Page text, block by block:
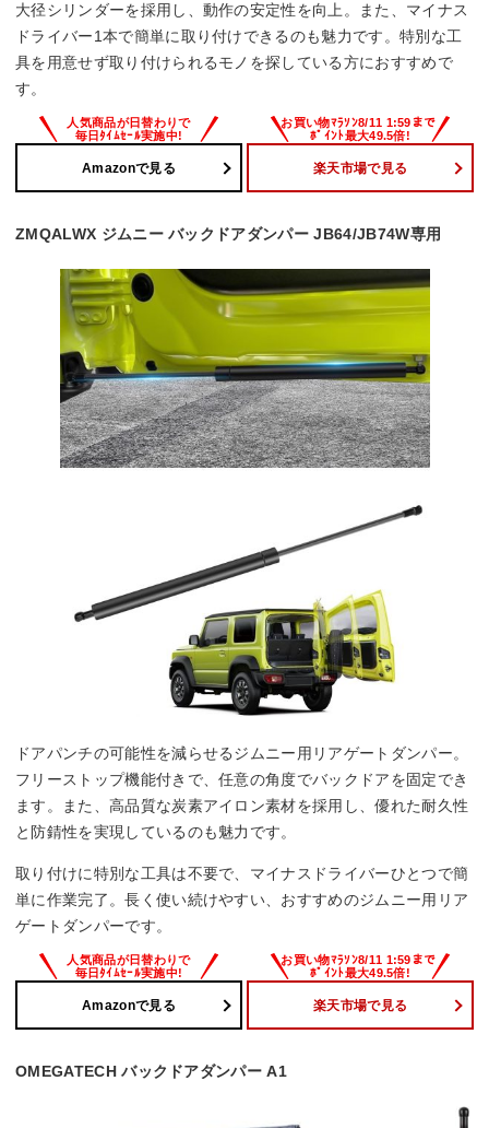
大径シリンダーを採用し、動作の安定性を向上。また、マイナス
ドライバー1本で簡単に取り付けできるのも魅力です。特別な工
具を用意せず取り付けられるモノを探している方におすすめで
す。
Amazonで見る 楽天市場で見る
ZMQALWX ジムニー バックドアダンパー JB64/JB74W専用
ドアパンチの可能性を減らせるジムニー用リアゲートダンパー。
フリーストップ機能付きで、任意の角度でバックドアを固定でき
ます。また、高品質な炭素アイロン素材を採用し、優れた耐久性
と防錆性を実現しているのも魅力です。
取り付けに特別な工具は不要で、マイナスドライバーひとつで簡
単に作業完了。長く使い続けやすい、おすすめのジムニー用リア
ゲートダンパーです。
Amazonで見る 楽天市場で見る
OMEGATECH バックドアダンパー A1